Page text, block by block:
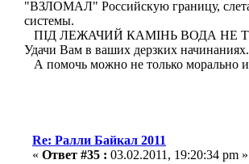
"ВЗЛОМАЛ" Российскую границу,
системы.
ПІД ЛЕЖАЧИЙ КАМІНЬ ВОДА НЕ
Удачи Вам в ваших дерзких
А помочь можно не только морально
Re: Ралли Байкал 2011
« Ответ #35 : 03.02.2011, 19:20:34 pm »